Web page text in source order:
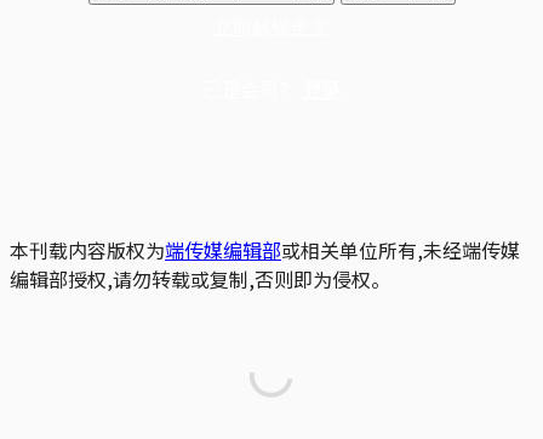
本刊载内容版权为端传媒编辑部或相关单位所有,未经端传媒
编辑部授权,请勿转载或复制,否则即为侵权。